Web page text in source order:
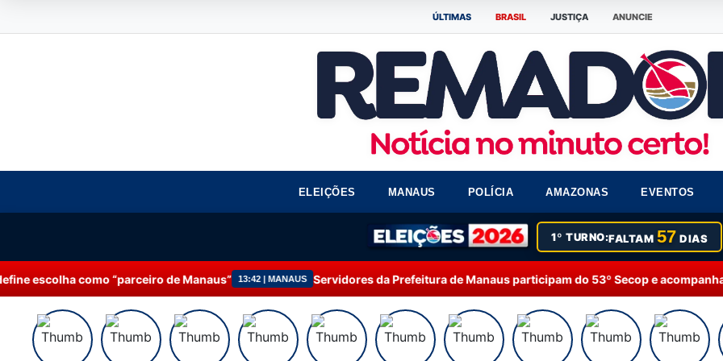
ÚLTIMAS BRASIL JUSTIÇA ANUNCIE
ELEIÇÕES MANAUS POLÍCIA AMAZONAS EVENTOS
1º TURNO:FALTAM 57 DIAS
de Manaus” 13:42 | MANAUS Servidores da Prefeitura de Manaus participam do 53º Secop e acompanham debates sobre